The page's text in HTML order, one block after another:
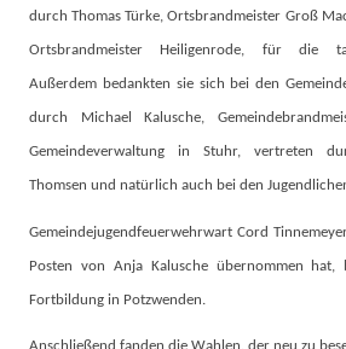
durch Thomas Türke, Ortsbrandmeister Groß
Ortsbrandmeister Heiligenrode, für die
Außerdem bedankten sie sich bei den
durch Michael Kalusche,
Gemeindeverwaltung in Stuhr, vertreten
Thomsen und natürlich auch bei den
Gemeindejugendfeuerwehrwart Cord
Posten von Anja Kalusche übernommen
Fortbildung in Potzwenden.